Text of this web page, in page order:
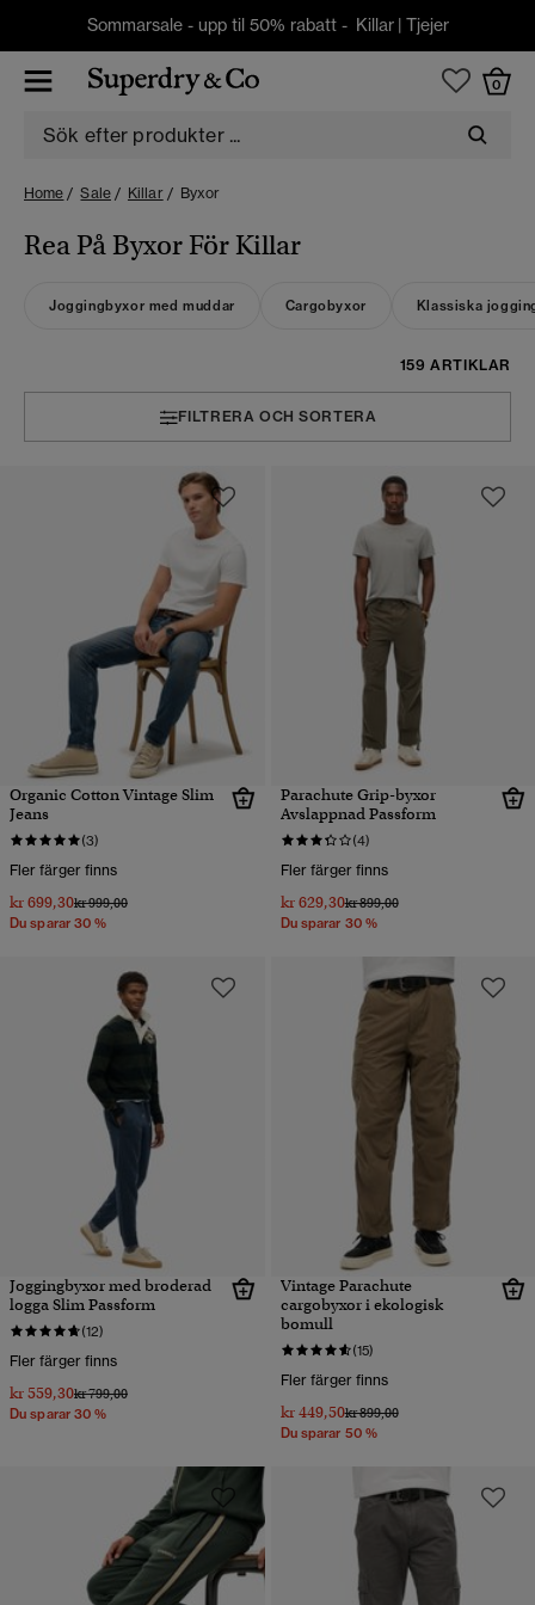
Sommarsale - upp til 50% rabatt - Killar| Tjejer
0
Home Sale Killar Byxor
Rea På Byxor För Killar
Joggingbyxor med muddar Cargobyxor Klassiska
159 ARTIKLAR
FILTRERA OCH SORTERA
Organic Cotton Vintage Slim
Jeans
(3)
Fler färger finns
kr 699,30Pris reducerat från
kr 999,00till
Du sparar 30 %
Parachute Grip-byxor
Avslappnad Passform
(4)
Fler färger finns
kr 629,30Pris reducerat från
kr 899,00till
Du sparar 30 %
Joggingbyxor med broderad
logga Slim Passform
(12)
Fler färger finns
kr 559,30Pris reducerat från
kr 799,00till
Du sparar 30 %
Vintage Parachute
cargobyxor i ekologisk
bomull
(15)
Fler färger finns
kr 449,50Pris reducerat från
kr 899,00till
Du sparar 50 %